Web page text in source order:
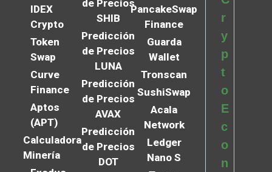
IDEX
Crypto
Token
Swap
Curve
Finance
Aptos
(APT)
Calculadora
Minería
de Precios
SHIB
Predicción
de Precios
LUNA
Predicción
de Precios
AVAX
Predicción
de Precios
DOT
PancakeSwap
Finance
Guarda
Wallet
Tronscan
SushiSwap
Acala
Network
Ledger
Nano S
r
y
p
t
o
E
c
o
n